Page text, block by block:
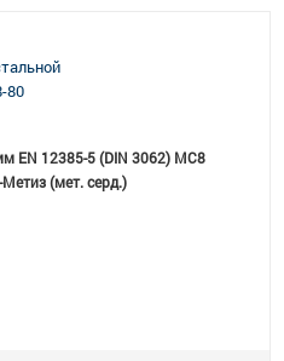
EN 12385-5 (DIN 3062) МС8
(мет. серд.)